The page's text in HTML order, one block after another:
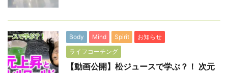
Body Mind Spirit
お知らせ
ライフコーチング
【動画公開】松ジュースで学ぶ？！ 次元